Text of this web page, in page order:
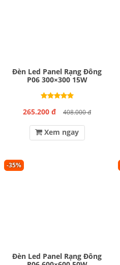
Đèn Led Panel Rạng Đông
P06 300×300 15W
265.200 đ 408.000 đ
Xem ngay
-35%
Đèn Led Panel Rạng Đông